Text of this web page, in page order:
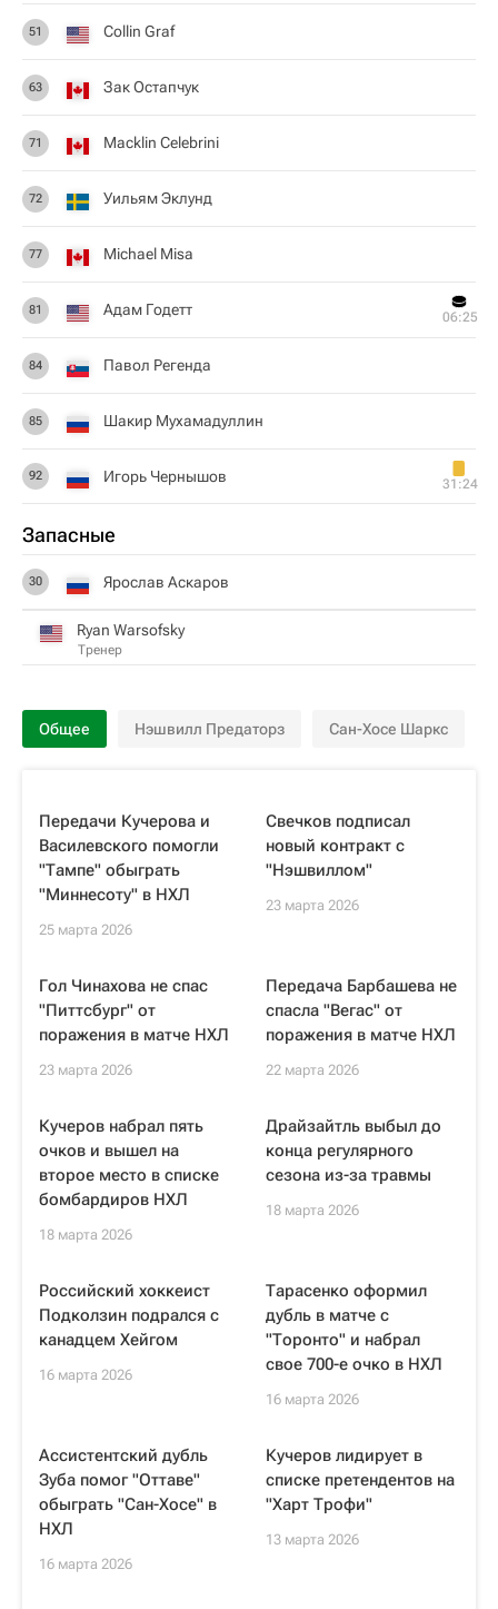
51 Collin Graf
63 Зак Остапчук
71 Macklin Celebrini
72 Уильям Эклунд
77 Michael Misa
81 Адам Годетт 06:25
84 Павол Регенда
85 Шакир Мухамадуллин
92 Игорь Чернышов 31:24
Запасные
30 Ярослав Аскаров
Ryan Warsofsky
Тренер
Общее Нэшвилл Предаторз Сан-Хосе Шаркс
Передачи Кучерова и
Василевского помогли
"Тампе" обыграть
"Миннесоту" в НХЛ
25 марта 2026
Свечков подписал
новый контракт с
"Нэшвиллом"
23 марта 2026
Гол Чинахова не спас
"Питтсбург" от
поражения в матче НХЛ
23 марта 2026
Передача Барбашева не
спасла "Вегас" от
поражения в матче НХЛ
22 марта 2026
Кучеров набрал пять
очков и вышел на
второе место в списке
бомбардиров НХЛ
18 марта 2026
Драйзайтль выбыл до
конца регулярного
сезона из-за травмы
18 марта 2026
Российский хоккеист
Подколзин подрался с
канадцем Хейгом
16 марта 2026
Тарасенко оформил
дубль в матче с
"Торонто" и набрал
свое 700-е очко в НХЛ
16 марта 2026
Ассистентский дубль
Зуба помог "Оттаве"
обыграть "Сан-Хосе" в
НХЛ
16 марта 2026
Кучеров лидирует в
списке претендентов на
"Харт Трофи"
13 марта 2026